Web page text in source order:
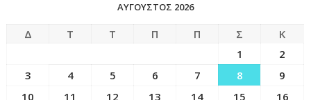
ΑΎΓΟΥΣΤΟΣ 2026
Δ Τ Τ Π Π Σ
Κ
1
2
3
4 5 6 7 8
9
10
11 12 13 14 15 16